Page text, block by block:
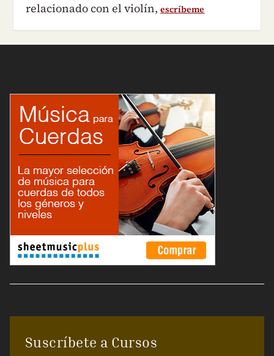
relacionado con el violín,escríbeme
Suscríbete a Cursos